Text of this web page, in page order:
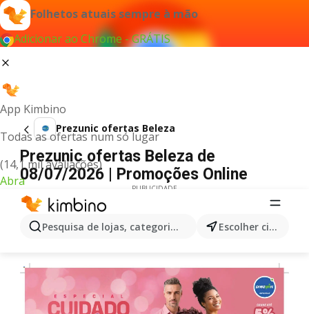
Folhetos atuais sempre à mão
Adicionar ao Chrome - GRÁTIS
App Kimbino
Todas as ofertas num só lugar
(14,1 mil avaliações)
Abra
Pesquisa de lojas, categorias,produtos... Escolher cidade
Prezunic ofertas Beleza
Prezunic ofertas Beleza de
08/07/2026 | Promoções Online
PUBLICIDADE